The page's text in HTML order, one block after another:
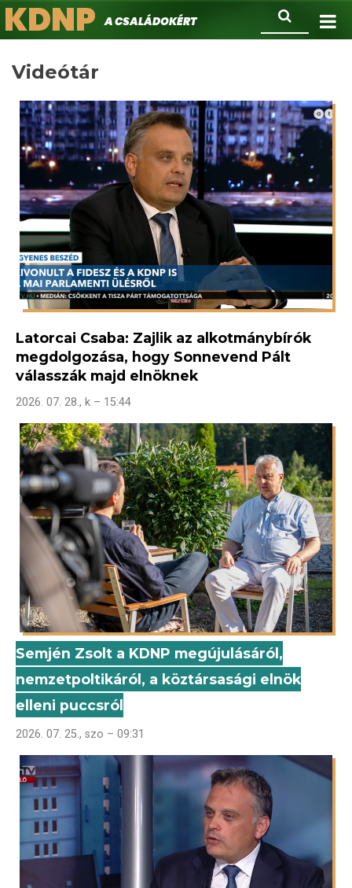
Ugrás
a
Keresés
KDNPA családokért.
Videótár
Latorcai Csaba: Zajlik az alkotmánybírók
megdolgozása, hogy Sonnevend Pált
válasszák majd elnöknek
2026. 07. 28., k – 15:44
Semjén Zsolt a KDNP megújulásáról,
nemzetpoltikáról, a köztársasági elnök
elleni puccsról
2026. 07. 25., szo – 09:31